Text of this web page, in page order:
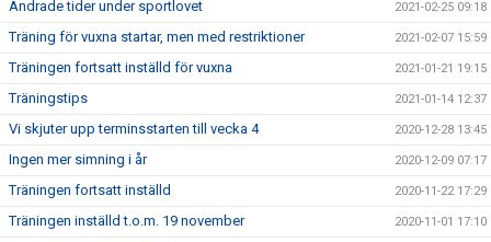
Ändrade tider under sportlovet 2021-02-25 09:18
Träning för vuxna startar, men med restriktioner 2021-02-07 15:59
Träningen fortsatt inställd för vuxna 2021-01-21 19:15
Träningstips 2021-01-14 12:37
Vi skjuter upp terminsstarten till vecka 4 2020-12-28 13:45
Ingen mer simning i år 2020-12-09 07:17
Träningen fortsatt inställd 2020-11-22 17:29
Träningen inställd t.o.m. 19 november 2020-11-01 17:10